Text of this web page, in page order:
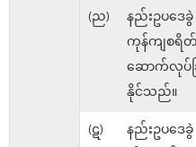
(ည)
နည်းဥပဒ
ကုန်ကျစရိ
ဆောက်လုပ်ခ
နိုင်သည်။
(ဋ)
နည်းဥပဒေ